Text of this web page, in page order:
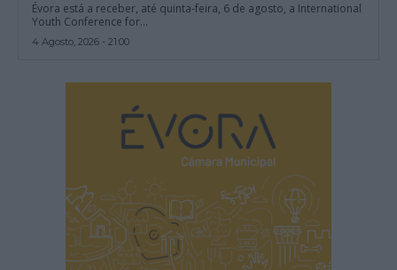
Évora está a receber, até quinta-feira, 6 de agosto, a International
Youth Conference for...
4 Agosto, 2026 - 21:00